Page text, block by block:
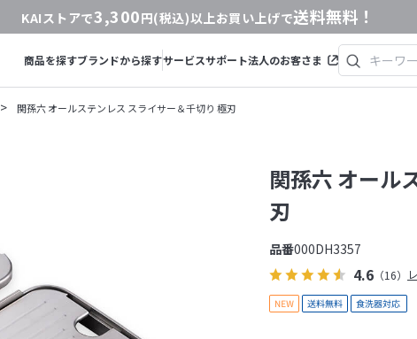
KAIストアで3,300円(税込)以上お買い上げで送料無料！
商品を探すブランドから探すサービスサポート法人のお客さま
> 関孫六 オールステンレス スライサー＆千切り 極刃
4.6 （16）
関孫六 オール
刃
品番000DH3357